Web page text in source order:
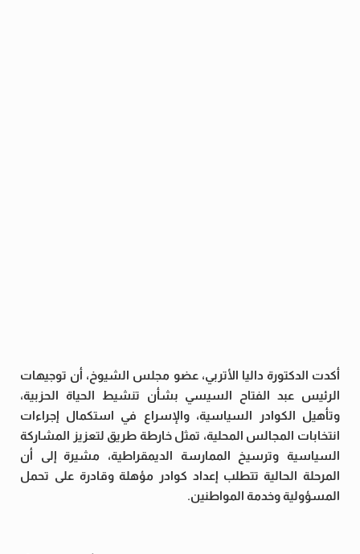
أكدت الدكتورة داليا الأتربي، عضو مجلس الشيوخ، أن توجيهات
الرئيس عبد الفتاح السيسي بشأن تنشيط الحياة الحزبية،
وتأهيل الكوادر السياسية، والإسراع في استكمال إجراءات
انتخابات المجالس المحلية، تمثل خارطة طريق لتعزيز المشاركة
السياسية وترسيخ الممارسة الديمقراطية، مشيرة إلى أن
المرحلة الحالية تتطلب إعداد كوادر مؤهلة وقادرة على تحمل
المسؤولية وخدمة المواطنين.